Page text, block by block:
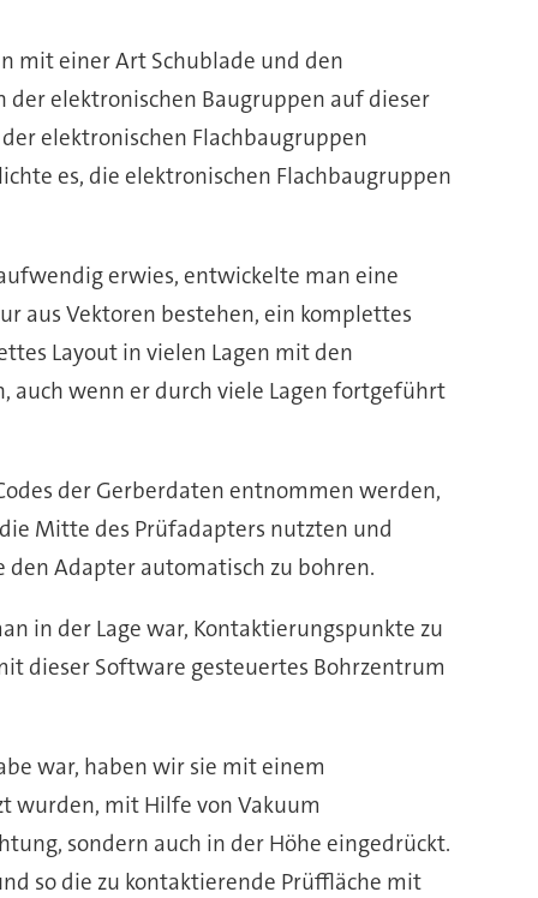
mit einer Art Schublade und den
elektronischen Baugruppen auf dieser
elektronischen Flachbaugruppen
es, die elektronischen Flachbaugruppen
erwies, entwickelte man eine
aus Vektoren bestehen, ein komplettes
Layout in vielen Lagen mit den
auch wenn er durch viele Lagen fortgeführt
der Gerberdaten entnommen werden,
Mitte des Prüfadapters nutzten und
den Adapter automatisch zu bohren.
in der Lage war, Kontaktierungspunkte zu
dieser Software gesteuertes Bohrzentrum
war, haben wir sie mit einem
wurden, mit Hilfe von Vakuum
sondern auch in der Höhe eingedrückt.
so die zu kontaktierende Prüffläche mit